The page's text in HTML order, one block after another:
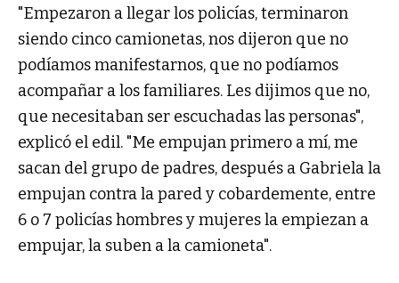
"Empezaron a llegar los policías, terminaron
siendo cinco camionetas, nos dijeron que no
podíamos manifestarnos, que no podíamos
acompañar a los familiares. Les dijimos que no,
que necesitaban ser escuchadas las personas",
explicó el edil. "Me empujan primero a mí, me
sacan del grupo de padres, después a Gabriela la
empujan contra la pared y cobardemente, entre
6 o 7 policías hombres y mujeres la empiezan a
empujar, la suben a la camioneta".